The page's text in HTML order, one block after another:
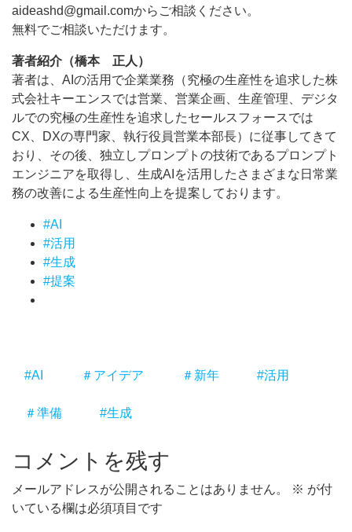
aideashd@gmail.comからご相談ください。
無料でご相談いただけます。
著者紹介（橋本 正人）
著者は、AIの活用で企業業務（究極の生産性を追求した株
式会社キーエンスでは営業、営業企画、生産管理、デジタ
ルでの究極の生産性を追求したセールスフォースでは
CX、DXの専門家、執行役員営業本部長）に従事してきて
おり、その後、独立しプロンプトの技術であるプロンプト
エンジニアを取得し、生成AIを活用したさまざまな日常業
務の改善による生産性向上を提案しております。
#AI
#活用
#生成
#提案
#AI ＃アイデア ＃新年 #活用
＃準備 #生成
コメントを残す
メールアドレスが公開されることはありません。 ※ が付
いている欄は必須項目です